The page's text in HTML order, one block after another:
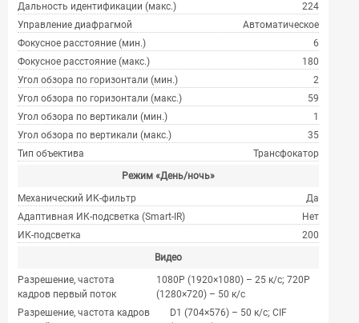
Дальность идентификации (макс.)
224
Управление диафрагмой
Автоматическое
Фокусное расстояние (мин.)
6
Фокусное расстояние (макс.)
180
Угол обзора по горизонтали (мин.)
2
Угол обзора по горизонтали (макс.)
59
Угол обзора по вертикали (мин.)
1
Угол обзора по вертикали (макс.)
35
Тип объектива
Трансфокатор
Режим «День/ночь»
Механический ИК-фильтр
Да
Адаптивная ИК-подсветка (Smart-IR)
Нет
ИК-подсветка
200
Видео
Разрешение, частота
кадров первый поток
1080P (1920×1080) – 25 к/с; 720P
(1280×720) – 50 к/с
Разрешение, частота кадров
D1 (704×576) – 50 к/с; CIF